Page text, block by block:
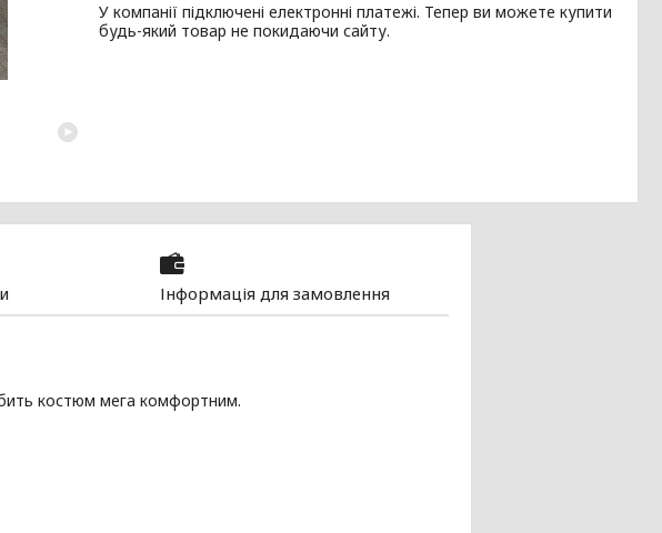
У компанії підключені електронні платежі. Тепер ви можете купити
будь-який товар не покидаючи сайту.
Інформація для замовлення
костюм мега комфортним.